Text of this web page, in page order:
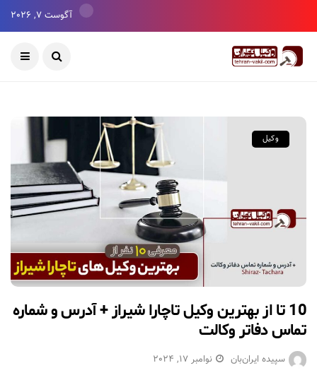
آگوست 7, 2026
وکیل
10 تا از بهترین وکیل تاچارا شیراز + آدرس و شماره
تماس دفاتر وکالت
سپیده ایران‌بان نوامبر 17, 2024